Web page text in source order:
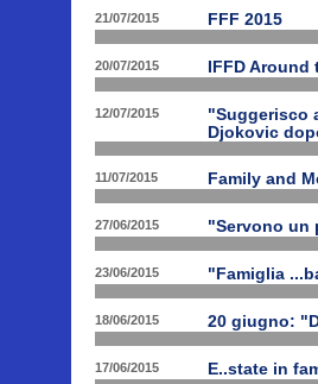
21/07/2015 FFF 2015
20/07/2015 IFFD
12/07/2015
"Suggerisco
Djokovic
11/07/2015 Family and
27/06/2015 "Servono un
23/06/2015 "Famiglia
18/06/2015 20 giugno:
17/06/2015 E..state in